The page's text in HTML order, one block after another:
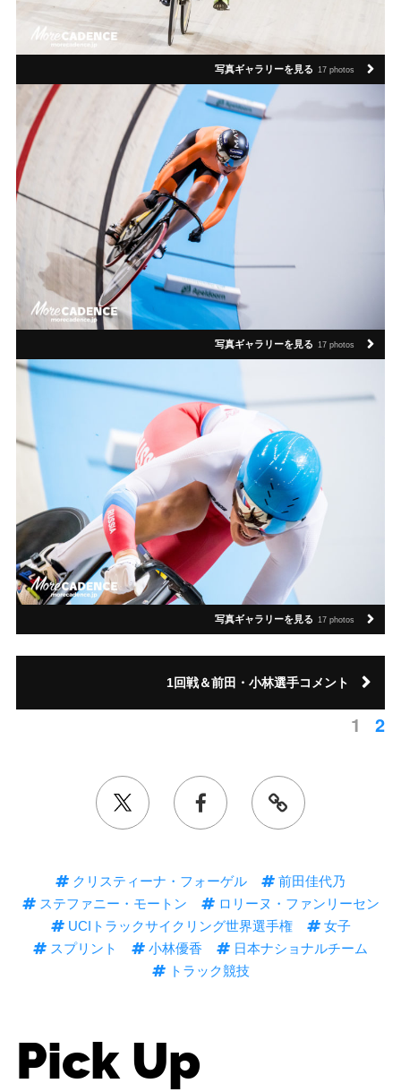
写真ギャラリーを見る 17 photos
写真ギャラリーを見る 17 photos
写真ギャラリーを見る 17 photos
1回戦＆前田・小林選手コメント
1 2
クリスティーナ・フォーゲル
前田佳代乃
ステファニー・モートン
ロリーヌ・ファンリーセン
UCIトラックサイクリング世界選手権
女子
スプリント
小林優香
日本ナショナルチーム
トラック競技
Pick Up